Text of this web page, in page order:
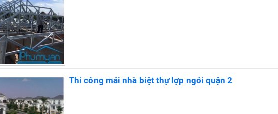
Thi công mái nhà biệt thự lợp ngói quận 2